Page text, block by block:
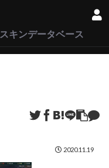
スキンデータベース
2020.11.19